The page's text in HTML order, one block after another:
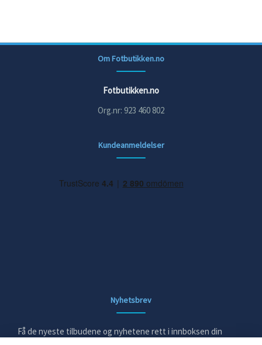
Om Fotbutikken.no
Fotbutikken.no
Org.nr: 923 460 802
Kundeanmeldelser
Nyhetsbrev
Få de nyeste tilbudene og nyhetene rett i innboksen din